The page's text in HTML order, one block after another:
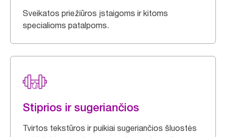
Sveikatos priežiūros įstaigoms ir kitoms
specialioms patalpoms.
Stiprios ir sugeriančios
Tvirtos tekstūros ir puikiai sugeriančios šluostės